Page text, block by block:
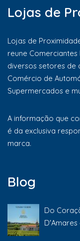
Lojas de
Lojas de
reune Comerciantes
diversos setores de
Comércio de
Supermercados e
A informação que
é da exclusiva
marca.
Blog
Do